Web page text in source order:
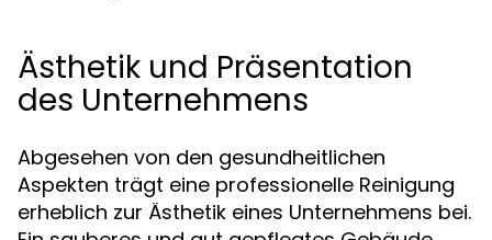
Ästhetik und Präsentation
des Unternehmens
Abgesehen von den gesundheitlichen
Aspekten trägt eine professionelle Reinigung
erheblich zur Ästhetik eines Unternehmens bei.